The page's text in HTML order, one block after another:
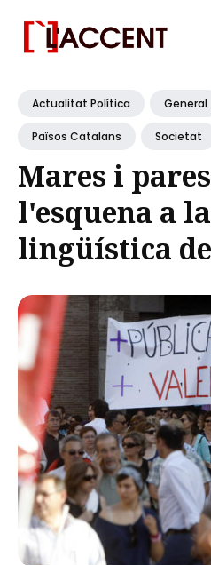
forActualitat Política General
Països Catalans Societat
Mares i
l'esquena a
lingüística